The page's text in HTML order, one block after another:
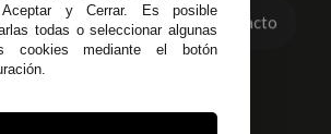
955 44 45 43/955 44 45 44
info@steielectronica.com
Avenida Plaza de Toros,
Contacto
Aceptar y Cerrar. Es posible
todas o seleccionar algunas
cookies mediante el botón